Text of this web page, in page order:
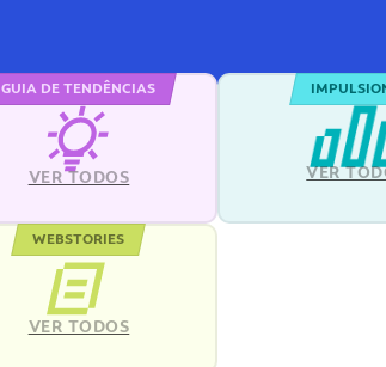
GUIA DE TENDÊNCIAS
VER TODOS VER
WEBSTORIES
VER TODOS